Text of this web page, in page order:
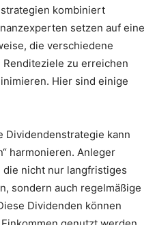
kombiniert
setzen auf eine
die verschiedene
zu erreichen
Hier sind einige
Dividendenstrategie kann
harmonieren. Anleger
die nicht nur langfristiges
sondern auch regelmäßige
Dividenden können